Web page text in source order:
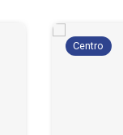
Centro